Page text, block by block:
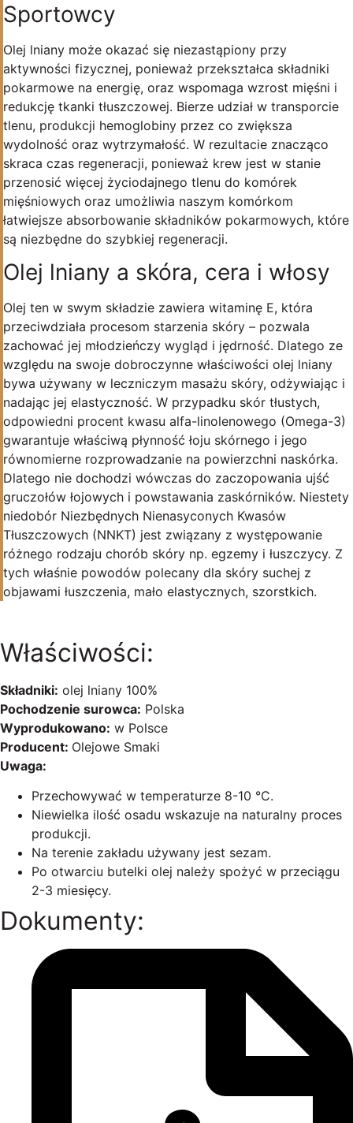
Sportowcy
Olej lniany może okazać się niezastąpiony przy
aktywności fizycznej, ponieważ przekształca składniki
pokarmowe na energię, oraz wspomaga wzrost mięśni i
redukcję tkanki tłuszczowej. Bierze udział w transporcie
tlenu, produkcji hemoglobiny przez co zwiększa
wydolność oraz wytrzymałość. W rezultacie znacząco
skraca czas regeneracji, ponieważ krew jest w stanie
przenosić więcej życiodajnego tlenu do komórek
mięśniowych oraz umożliwia naszym komórkom
łatwiejsze absorbowanie składników pokarmowych, które
są niezbędne do szybkiej regeneracji.
Olej lniany a skóra, cera i włosy
Olej ten w swym składzie zawiera witaminę E, która
przeciwdziała procesom starzenia skóry – pozwala
zachować jej młodzieńczy wygląd i jędrność. Dlatego ze
względu na swoje dobroczynne właściwości olej lniany
bywa używany w leczniczym masażu skóry, odżywiając i
nadając jej elastyczność. W przypadku skór tłustych,
odpowiedni procent kwasu alfa-linolenowego (Omega-3)
gwarantuje właściwą płynność łoju skórnego i jego
równomierne rozprowadzanie na powierzchni naskórka.
Dlatego nie dochodzi wówczas do zaczopowania ujść
gruczołów łojowych i powstawania zaskórników. Niestety
niedobór Niezbędnych Nienasyconych Kwasów
Tłuszczowych (NNKT) jest związany z występowanie
różnego rodzaju chorób skóry np. egzemy i łuszczycy. Z
tych właśnie powodów polecany dla skóry suchej z
objawami łuszczenia, mało elastycznych, szorstkich.
Właściwości:
Składniki: olej lniany 100%
Pochodzenie surowca: Polska
Wyprodukowano: w Polsce
Producent: Olejowe Smaki
Uwaga:
Przechowywać w temperaturze 8-10 °C.
Niewielka ilość osadu wskazuje na naturalny proces
produkcji.
Na terenie zakładu używany jest sezam.
Po otwarciu butelki olej należy spożyć w przeciągu
2-3 miesięcy.
Dokumenty: